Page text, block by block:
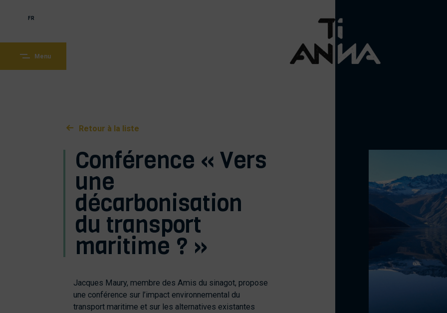
FR
Menu
Retour à la liste
Conférence « Vers
une
décarbonisation
du transport
maritime ? »
Jacques Maury, membre des Amis du sinagot, propose
une conférence sur l’impact environnemental du
transport maritime et sur les alternatives existantes